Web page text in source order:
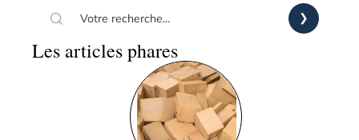
Les articles phares